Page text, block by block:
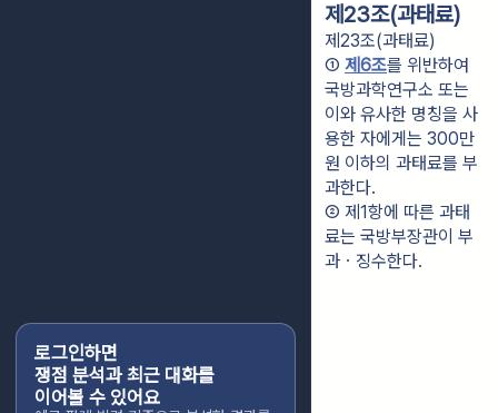
로그인하면
쟁점 분석과 최근 대화를
이어볼 수 있어요
제23조(과태료)
제23조(과태료)
① 제6조를 위반하여
국방과학연구소 또는
이와 유사한 명칭을 사
용한 자에게는 300만
원 이하의 과태료를 부
과한다.
② 제1항에 따른 과태
료는 국방부장관이 부
과ㆍ징수한다.